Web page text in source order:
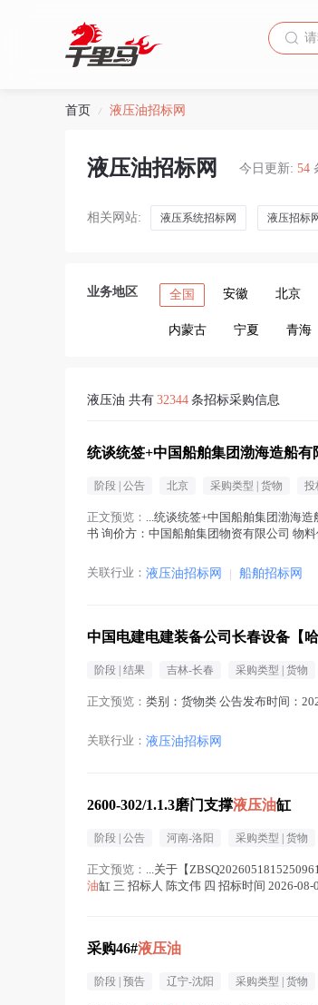
首页 / 液压油招标网
液压油招标网 今日更新: 54
相关网站: 液压系统招标网 液压招标
业务地区 全国 安徽 北京
内蒙古 宁夏 青海
液压油 共有 32344 条招标采购信息
统谈统签+中国船舶集团渤海造船有
阶段 | 公告 北京 采购类型 | 货物 投
正文预览： ...统谈统签+中国船舶集团渤海造
书 询价方：中国船舶集团物资有限公司 物
关联行业： 液压油招标网 | 船舶招标网
中国电建电建装备公司长春设备【
阶段 | 结果 吉林-长春 采购类型 | 货物
正文预览： 类别：货物类 公告发布时间：
关联行业： 液压油招标网
2600-302/1.1.3磨门支撑液压油缸
阶段 | 公告 河南-洛阳 采购类型 | 货物
正文预览： ...关于【
油缸 三 招标人 陈文伟 四 招标时间 2026-
采购46#液压油
阶段 | 预告 辽宁-沈阳 采购类型 | 货物